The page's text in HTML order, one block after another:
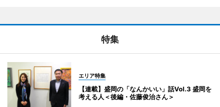
特集
エリア特集
【連載】盛岡の「なんかいい」話Vol.3 盛岡を
考える人＜後編・佐藤俊治さん＞